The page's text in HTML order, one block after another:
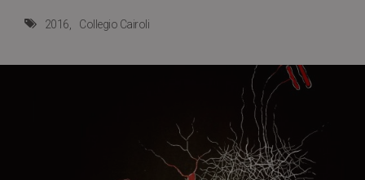
2016 Collegio Cairoli